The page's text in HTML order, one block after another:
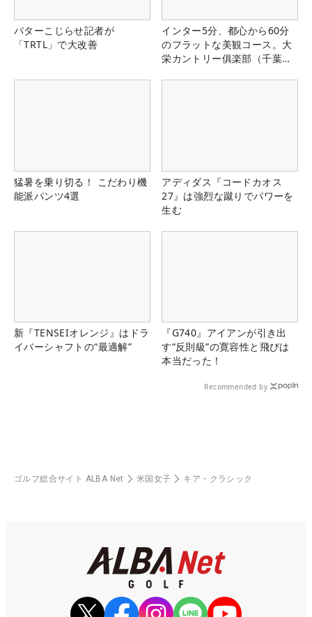
パターこじらせ記者が
「TRTL」で大改善
インター5分、都心から60分
のフラットな美観コース。大
栄カントリー俱楽部（千葉
猛暑を乗り切る！ こだわり機
能派パンツ4選
アディダス『コードカオス
27』は強烈な蹴りでパワーを
生む
新『TENSEIオレンジ』はドラ
イバーシャフトの“最適解”
『G740』アイアンが引き出
す“反則級”の寛容性と飛びは
本当だった！
Recommended by
ゴルフ総合サイト ALBA Net 米国女子 キア・クラシック